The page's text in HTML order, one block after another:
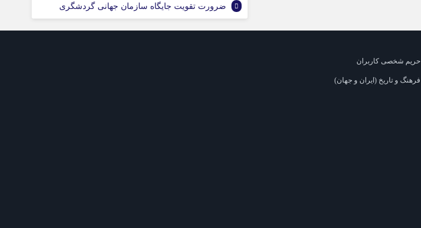
ضرورت تقویت جایگاه سازمان جهانی گردشگری
حریم شخصی کاربران
فرهنگ و تاریخ (ایران و جهان)